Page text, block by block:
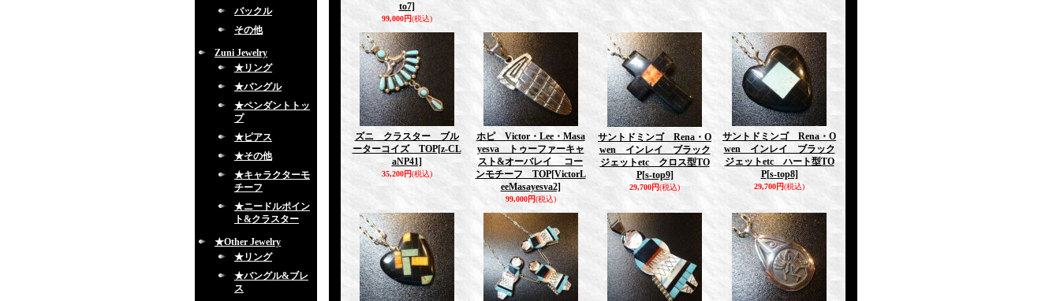
バックル
その他
Zuni Jewelry
★リング
★バングル
★ペンダントトッ
プ
★ピアス
★その他
★キャラクターモ
チーフ
★ニードルポイン
ト&クラスター
★Other Jewelry
★リング
★バングル&ブレ
ス
to7]
99,000円(税込)
ズニ クラスター ブル
ーターコイズ TOP[z-CL
aNP41]
35,200円(税込)
ホピ Victor・Lee・Masa
yesva トゥーファーキャ
スト&オーバレイ コー
ンモチーフ TOP[VictorL
eeMasayesva2]
99,000円(税込)
サントドミンゴ Rena・O
wen インレイ ブラック
ジェットetc クロス型TO
P[s-top9]
29,700円(税込)
サントドミンゴ Rena・O
wen インレイ ブラック
ジェットetc ハート型TO
P[s-top8]
29,700円(税込)